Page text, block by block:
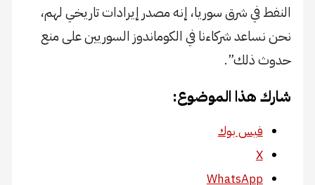
النفط في شرق سوريا، إنه مصدر إيرادات تاريخي لهم،
نحن نساعد شركاءنا في الكوماندوز السوريين على منع
حدوث ذلك”.
شارك هذا الموضوع:
فيس بوك
X
WhatsApp